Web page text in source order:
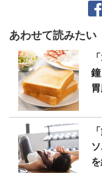
あわせて読みたい